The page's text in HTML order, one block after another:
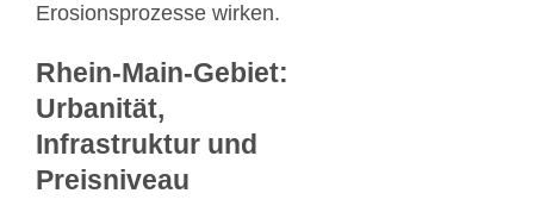
Erosionsprozesse wirken.
Rhein-Main-Gebiet:
Urbanität,
Infrastruktur und
Preisniveau